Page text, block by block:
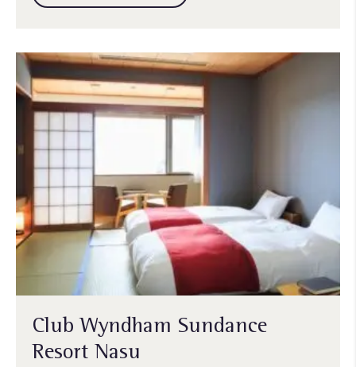
Club Wyndham Sundance
Resort Nasu